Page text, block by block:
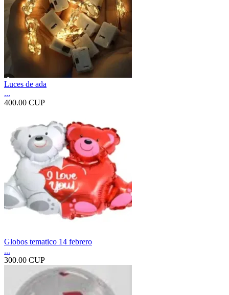
Luces de ada
...
400.00 CUP
Globos tematico 14 febrero
...
300.00 CUP